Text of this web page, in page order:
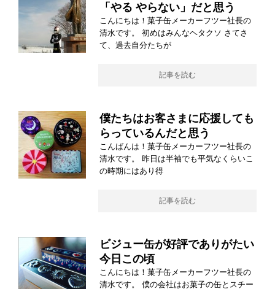
「やる やらない」だと思う
こんにちは！菓子缶メーカーフツー社長の
清水です。 初めはみんなヘタクソ さてさ
て、過去自分たちが
記事を読む
僕たちはお客さまに応援しても
らっているんだと思う
こんばんは！菓子缶メーカーフツー社長の
清水です。 昨日は半袖でも平気なくらいこ
の時期にはあり得
記事を読む
ビジュー缶が好評でありがたい
今日この頃
こんにちは！菓子缶メーカーフツー社長の
清水です。 僕の会社はお菓子の缶とスチー